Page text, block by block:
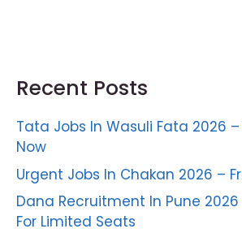
Recent Posts
Tata Jobs In Wasuli Fata 2026
Now
Urgent Jobs In Chakan 2026 –
Dana Recruitment In Pune
For Limited Seats